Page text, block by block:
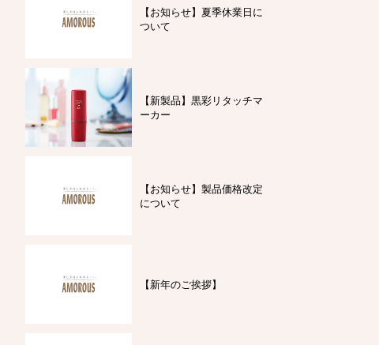
【お知らせ】夏季休業日に
ついて
【新製品】黒彩リタッチマ
ーカー
【お知らせ】製品価格改定
について
【新年のご挨拶】